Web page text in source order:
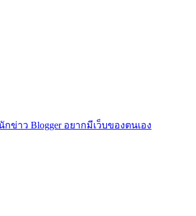
าว Blogger อยากมีเว็บของตนเอง